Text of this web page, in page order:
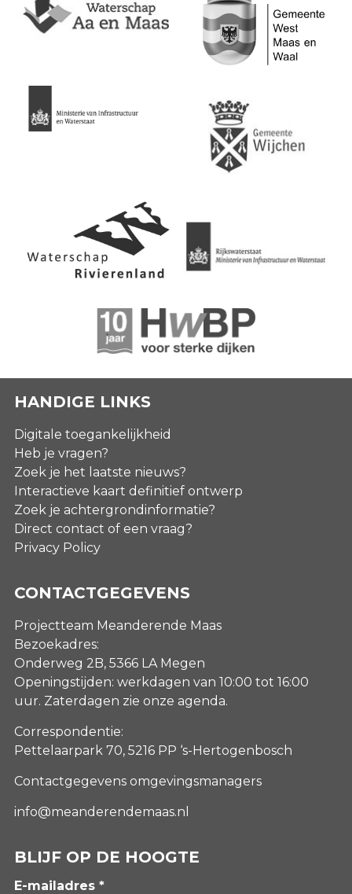
HANDIGE LINKS
Digitale toegankelijkheid
Heb je vragen?
Zoek je het laatste nieuws?
Interactieve kaart definitief ontwerp
Zoek je achtergrondinformatie?
Direct contact of een vraag?
Privacy Policy
CONTACTGEGEVENS
Projectteam Meanderende Maas
Bezoekadres:
Onderweg 2B, 5366 LA Megen
Openingstijden: werkdagen van 10:00 tot 16:00
uur. Zaterdagen zie onze agenda.
Correspondentie:
Pettelaarpark 70, 5216 PP ‘s-Hertogenbosch
Contactgegevens omgevingsmanagers
info@meanderendemaas.nl
BLIJF OP DE HOOGTE
E-mailadres *